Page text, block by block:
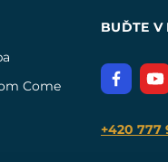
Come
BUĎTE V
+420 777